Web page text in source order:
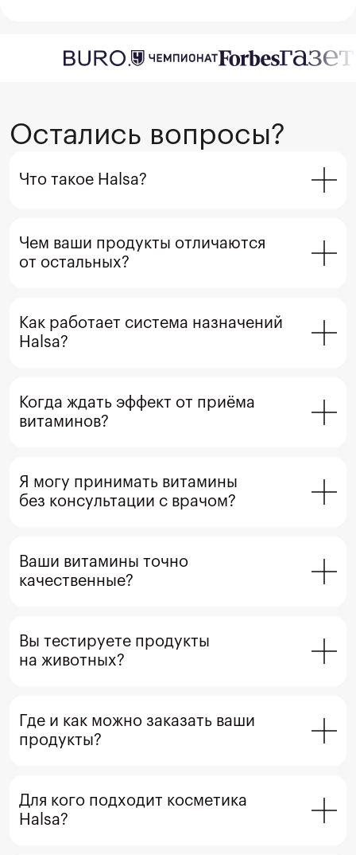
Остались вопросы?
Что такое Halsa?
Чем ваши продукты отличаются
от остальных?
Как работает система назначений
Halsa?
Когда ждать эффект от приёма
витаминов?
Я могу принимать витамины
без консультации с врачом?
Ваши витамины точно
качественные?
Вы тестируете продукты
на животных?
Где и как можно заказать ваши
продукты?
Для кого подходит косметика
Halsa?